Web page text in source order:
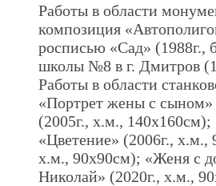
Работы в области
композиция
росписью «Сад» (1988г.,
школы №8 в г. Дмитров
Работы в области
«Портрет жены с сыном»
(2005г., х.м.,
«Цветение» (2006г., х.м.,
х.м., 90х90см); «Женя с
Николай» (2020г., х.м.,